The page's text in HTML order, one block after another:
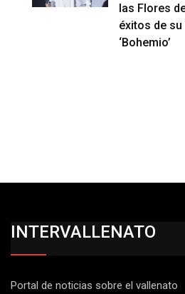
las Flores
éxitos de
‘Bohemio’
INTERVALLENATO
Portal de noticias sobre el vallenato